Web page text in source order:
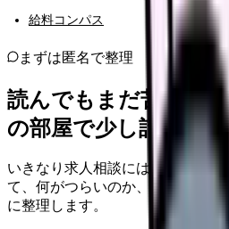
給料コンパス
まずは匿名で整理
読んでもまだ苦しい
の部屋で少し話してみ
いきなり求人相談には進みません
て、何がつらいのか、辞めるべき
に整理します。